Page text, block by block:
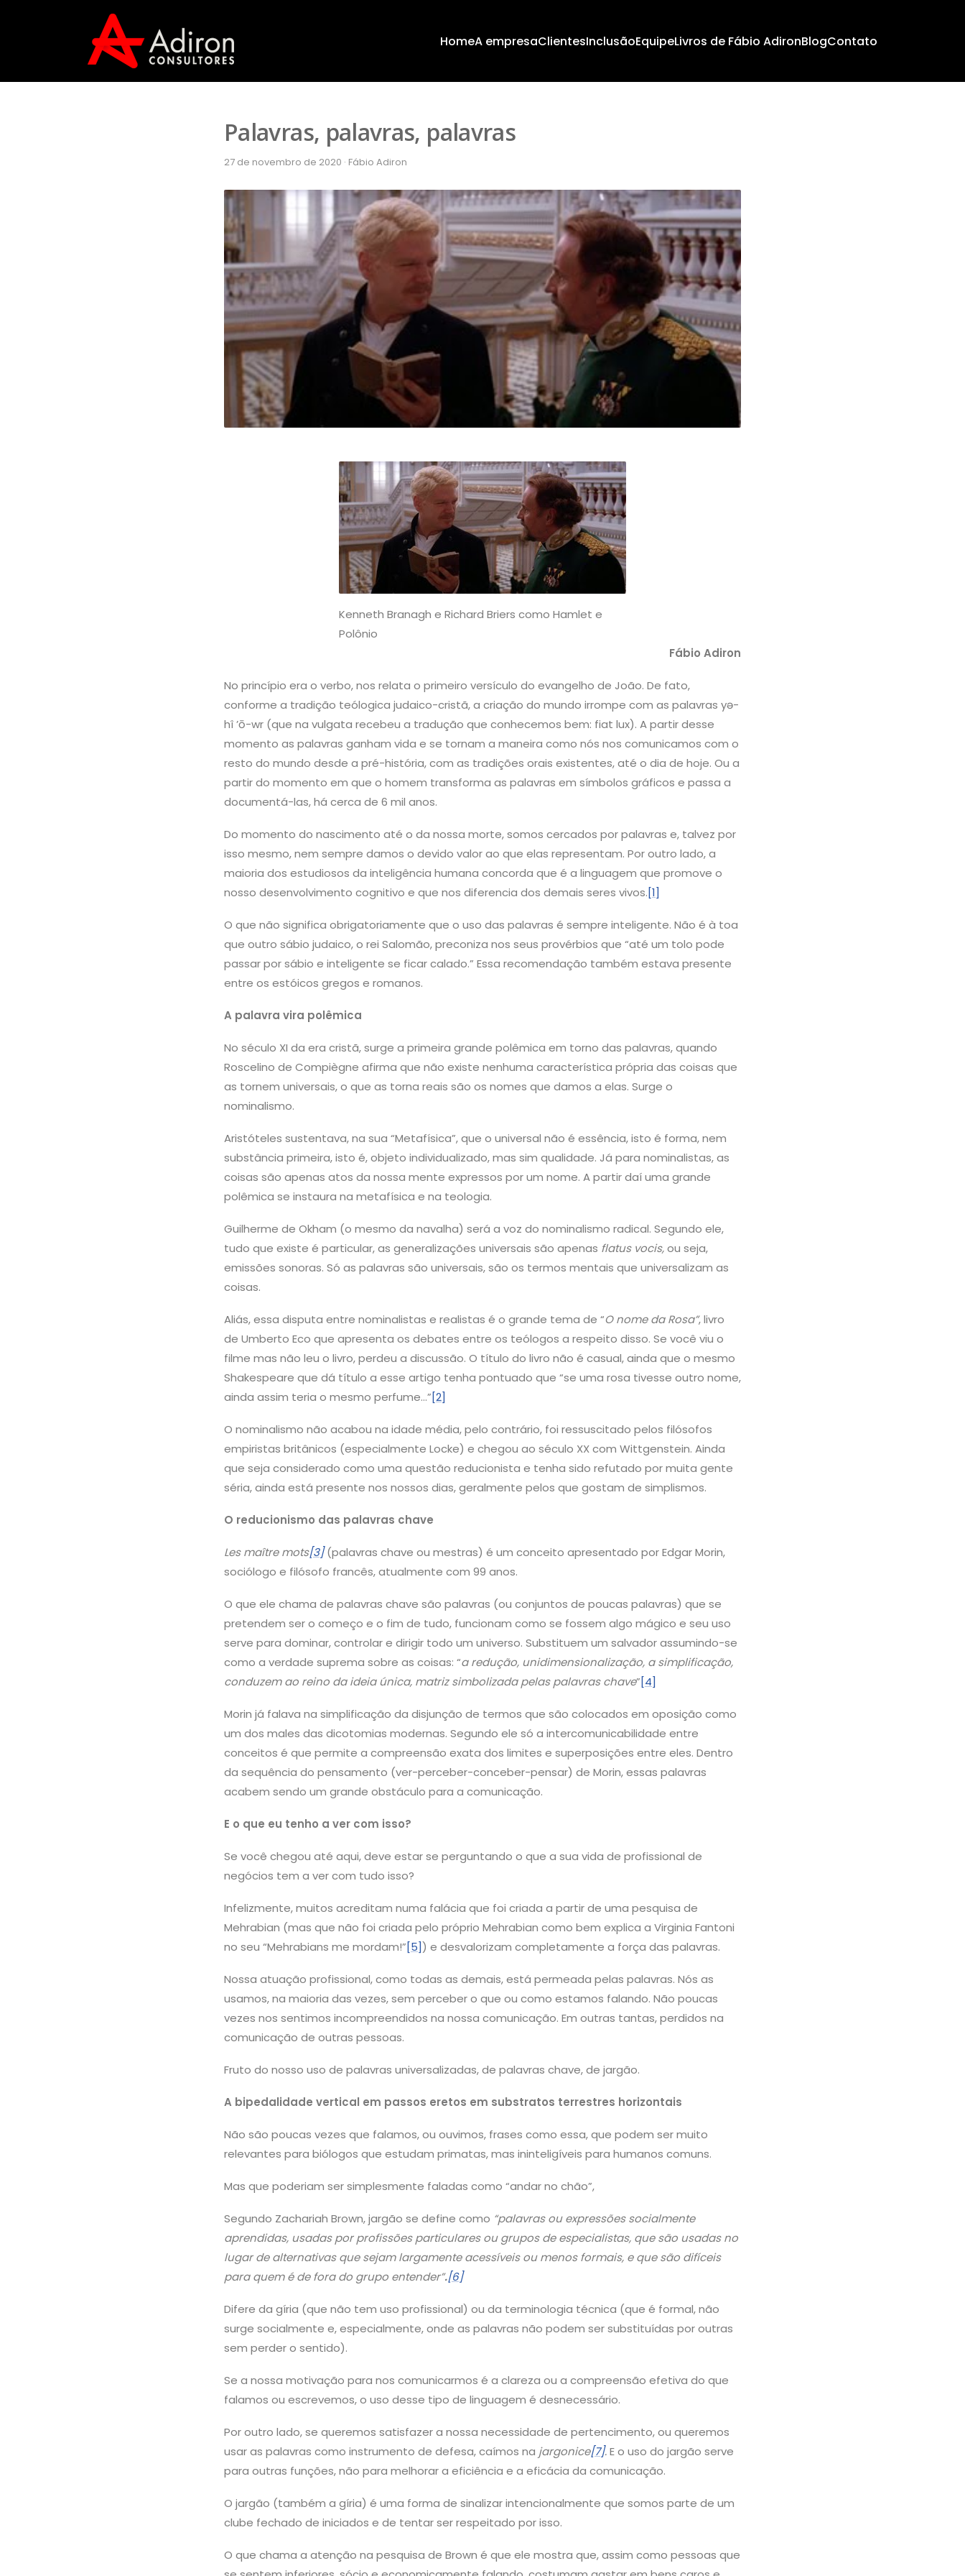
HomeA empresaClientesInclusãoEquipeLivros de Fábio AdironBlogContato
Palavras, palavras, palavras
27 de novembro de 2020 · Fábio Adiron
Kenneth Branagh e Richard Briers como Hamlet e
Polônio
Fábio Adiron
No princípio era o verbo, nos relata o primeiro versículo do evangelho de João. De fato,
conforme a tradição teólogica judaico-cristã, a criação do mundo irrompe com as palavras yə-
hî ’ō-wr (que na vulgata recebeu a tradução que conhecemos bem: fiat lux). A partir desse
momento as palavras ganham vida e se tornam a maneira como nós nos comunicamos com o
resto do mundo desde a pré-história, com as tradições orais existentes, até o dia de hoje. Ou a
partir do momento em que o homem transforma as palavras em símbolos gráficos e passa a
documentá-las, há cerca de 6 mil anos.
Do momento do nascimento até o da nossa morte, somos cercados por palavras e, talvez por
isso mesmo, nem sempre damos o devido valor ao que elas representam. Por outro lado, a
maioria dos estudiosos da inteligência humana concorda que é a linguagem que promove o
nosso desenvolvimento cognitivo e que nos diferencia dos demais seres vivos.[1]
O que não significa obrigatoriamente que o uso das palavras é sempre inteligente. Não é à toa
que outro sábio judaico, o rei Salomão, preconiza nos seus provérbios que “até um tolo pode
passar por sábio e inteligente se ficar calado.” Essa recomendação também estava presente
entre os estóicos gregos e romanos.
A palavra vira polêmica
No século XI da era cristã, surge a primeira grande polêmica em torno das palavras, quando
Roscelino de Compiègne afirma que não existe nenhuma característica própria das coisas que
as tornem universais, o que as torna reais são os nomes que damos a elas. Surge o
nominalismo.
Aristóteles sustentava, na sua “Metafísica”, que o universal não é essência, isto é forma, nem
substância primeira, isto é, objeto individualizado, mas sim qualidade. Já para nominalistas, as
coisas são apenas atos da nossa mente expressos por um nome. A partir daí uma grande
polêmica se instaura na metafísica e na teologia.
Guilherme de Okham (o mesmo da navalha) será a voz do nominalismo radical. Segundo ele,
tudo que existe é particular, as generalizações universais são apenas flatus vocis,ou seja,
emissões sonoras. Só as palavras são universais, são os termos mentais que universalizam as
coisas.
Aliás, essa disputa entre nominalistas e realistas é o grande tema de “O nome da Rosa”, livro
de Umberto Eco que apresenta os debates entre os teólogos a respeito disso. Se você viu o
filme mas não leu o livro, perdeu a discussão. O título do livro não é casual, ainda que o mesmo
Shakespeare que dá título a esse artigo tenha pontuado que “se uma rosa tivesse outro nome,
ainda assim teria o mesmo perfume…”[2]
O nominalismo não acabou na idade média, pelo contrário, foi ressuscitado pelos filósofos
empiristas britânicos (especialmente Locke) e chegou ao século XX com Wittgenstein. Ainda
que seja considerado como uma questão reducionista e tenha sido refutado por muita gente
séria, ainda está presente nos nossos dias, geralmente pelos que gostam de simplismos.
O reducionismo das palavras chave
Les maître mots[3](palavras chave ou mestras) é um conceito apresentado por Edgar Morin,
sociólogo e filósofo francês, atualmente com 99 anos.
O que ele chama de palavras chave são palavras (ou conjuntos de poucas palavras) que se
pretendem ser o começo e o fim de tudo, funcionam como se fossem algo mágico e seu uso
serve para dominar, controlar e dirigir todo um universo. Substituem um salvador assumindo-se
como a verdade suprema sobre as coisas: “a redução, unidimensionalização, a simplificação,
conduzem ao reino da ideia única, matriz simbolizada pelas palavras chave”[4]
Morin já falava na simplificação da disjunção de termos que são colocados em oposição como
um dos males das dicotomias modernas. Segundo ele só a intercomunicabilidade entre
conceitos é que permite a compreensão exata dos limites e superposições entre eles. Dentro
da sequência do pensamento (ver-perceber-conceber-pensar) de Morin, essas palavras
acabem sendo um grande obstáculo para a comunicação.
E o que eu tenho a ver com isso?
Se você chegou até aqui, deve estar se perguntando o que a sua vida de profissional de
negócios tem a ver com tudo isso?
Infelizmente, muitos acreditam numa falácia que foi criada a partir de uma pesquisa de
Mehrabian (mas que não foi criada pelo próprio Mehrabian como bem explica a Virginia Fantoni
no seu “Mehrabians me mordam!”[5]) e desvalorizam completamente a força das palavras.
Nossa atuação profissional, como todas as demais, está permeada pelas palavras. Nós as
usamos, na maioria das vezes, sem perceber o que ou como estamos falando. Não poucas
vezes nos sentimos incompreendidos na nossa comunicação. Em outras tantas, perdidos na
comunicação de outras pessoas.
Fruto do nosso uso de palavras universalizadas, de palavras chave, de jargão.
A bipedalidade vertical em passos eretos em substratos terrestres horizontais
Não são poucas vezes que falamos, ou ouvimos, frases como essa, que podem ser muito
relevantes para biólogos que estudam primatas, mas ininteligíveis para humanos comuns.
Mas que poderiam ser simplesmente faladas como “andar no chão”,
Segundo Zachariah Brown, jargão se define como “palavras ou expressões socialmente
aprendidas, usadas por profissões particulares ou grupos de especialistas, que são usadas no
lugar de alternativas que sejam largamente acessíveis ou menos formais, e que são difíceis
para quem é de fora do grupo entender”.[6]
Difere da gíria (que não tem uso profissional) ou da terminologia técnica (que é formal, não
surge socialmente e, especialmente, onde as palavras não podem ser substituídas por outras
sem perder o sentido).
Se a nossa motivação para nos comunicarmos é a clareza ou a compreensão efetiva do que
falamos ou escrevemos, o uso desse tipo de linguagem é desnecessário.
Por outro lado, se queremos satisfazer a nossa necessidade de pertencimento, ou queremos
usar as palavras como instrumento de defesa, caímos na jargonice[7].E o uso do jargão serve
para outras funções, não para melhorar a eficiência e a eficácia da comunicação.
O jargão (também a gíria) é uma forma de sinalizar intencionalmente que somos parte de um
clube fechado de iniciados e de tentar ser respeitado por isso.
O que chama a atenção na pesquisa de Brown é que ele mostra que, assim como pessoas que